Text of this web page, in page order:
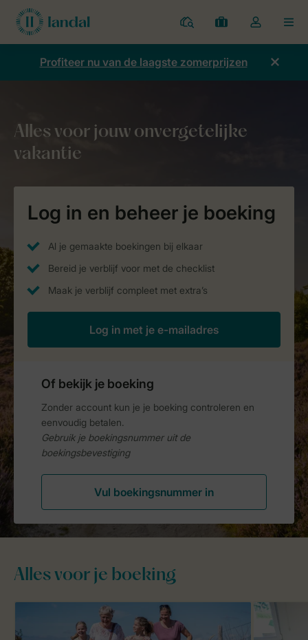
Parken
Mijn
boekingen
Open
de
dropdown
Profiteer nu van de laagste zomerprijzen
Alles voor je boeking